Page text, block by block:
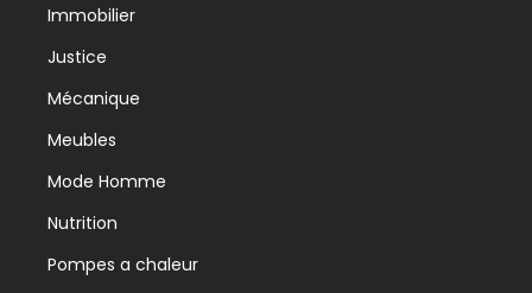
Immobilier
Justice
Mécanique
Meubles
Mode Homme
Nutrition
Pompes a chaleur